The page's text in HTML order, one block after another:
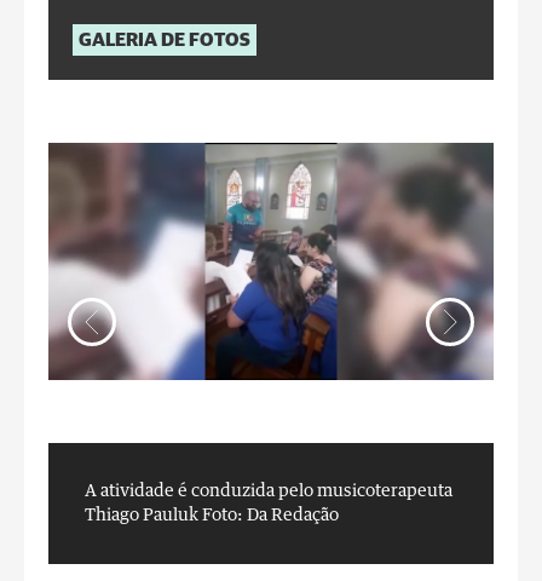
GALERIA DE FOTOS
A atividade é conduzida pelo musicoterapeuta
Thiago Pauluk Foto: Da Redação